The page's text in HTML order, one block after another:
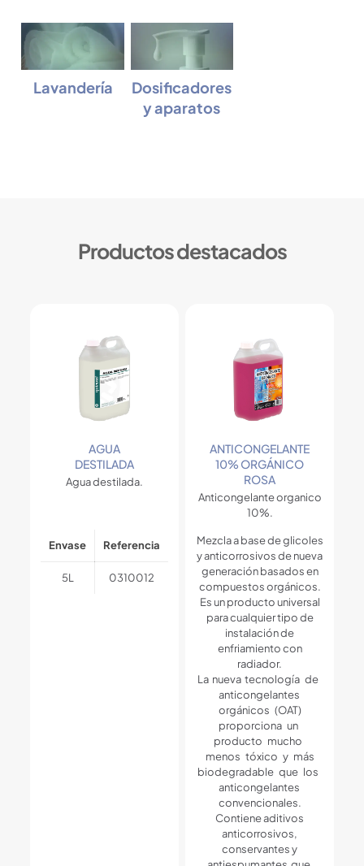
Lavandería
Dosificadores
y aparatos
Productos destacados
AGUA
DESTILADA
Agua destilada.
Envase Referencia
5L 0310012
ANTICONGELANTE
10% ORGÁNICO
ROSA
Anticongelante organico
10%.
Mezcla a base de glicoles
y anticorrosivos de nueva
generación basados en
compuestos orgánicos.
Es un producto universal
para cualquier tipo de
instalación de
enfriamiento con
radiador.
La nueva tecnología de
anticongelantes
orgánicos (OAT)
proporciona un
producto mucho
menos tóxico y más
biodegradable que los
anticongelantes
convencionales.
Contiene aditivos
anticorrosivos,
conservantes y